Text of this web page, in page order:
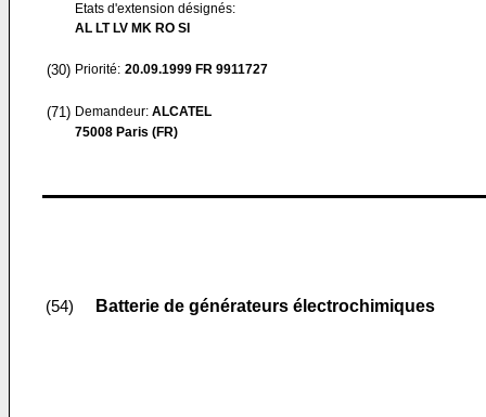
Etats d'extension désignés:
AL LT LV MK RO SI
(30) Priorité: 20.09.1999 FR 9911727
(71) Demandeur: ALCATEL
75008 Paris (FR)
(54) Batterie de générateurs électrochimiques